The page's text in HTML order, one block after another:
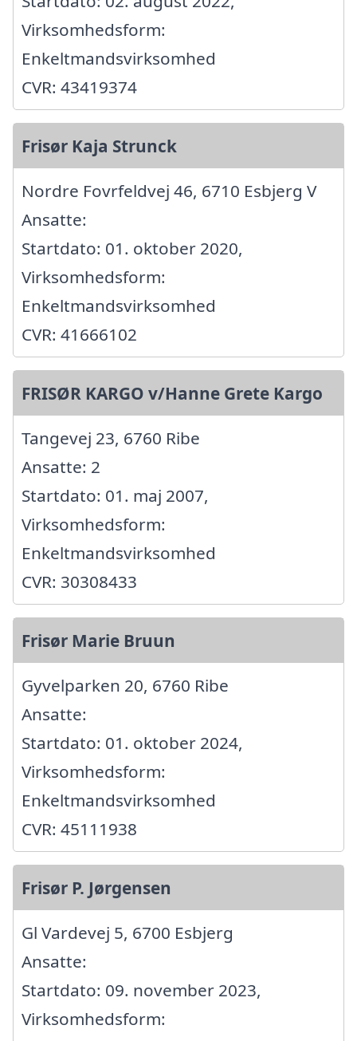
Virksomhedsform:
Enkeltmandsvirksomhed
CVR: 43419374
Frisør Kaja Strunck
Nordre Fovrfeldvej 46, 6710 Esbjerg V
Ansatte:
Startdato: 01. oktober 2020,
Virksomhedsform:
Enkeltmandsvirksomhed
CVR: 41666102
FRISØR KARGO v/Hanne Grete Kargo
Tangevej 23, 6760 Ribe
Ansatte: 2
Startdato: 01. maj 2007,
Virksomhedsform:
Enkeltmandsvirksomhed
CVR: 30308433
Frisør Marie Bruun
Gyvelparken 20, 6760 Ribe
Ansatte:
Startdato: 01. oktober 2024,
Virksomhedsform:
Enkeltmandsvirksomhed
CVR: 45111938
Frisør P. Jørgensen
Gl Vardevej 5, 6700 Esbjerg
Ansatte:
Startdato: 09. november 2023,
Virksomhedsform: